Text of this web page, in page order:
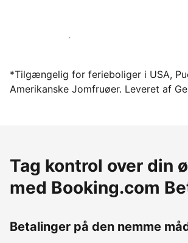
Bliv vært hos os i dag
*Tilgængelig for ferieboliger i USA,
Amerikanske Jomfruøer. Leveret af
Tag kontrol over din
med Booking.com
Betalinger på den nemme